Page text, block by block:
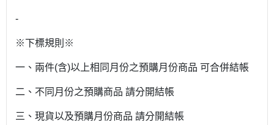
-
※下標規則※
一、兩件(含)以上相同月份之預購月份商品 可合併結帳
二、不同月份之預購商品 請分開結帳
三、現貨以及預購月份商品 請分開結帳